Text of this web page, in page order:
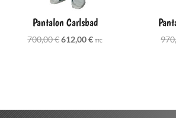
Pantalon Carlsbad
700,00€Le
612,00€Le
TTC